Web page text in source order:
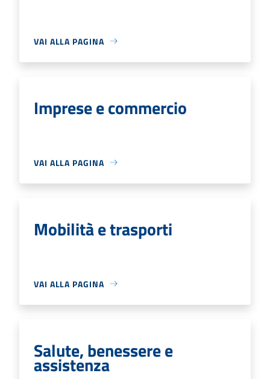
VAI ALLA PAGINA
Imprese e commercio
VAI ALLA PAGINA
Mobilità e trasporti
VAI ALLA PAGINA
Salute, benessere e
assistenza